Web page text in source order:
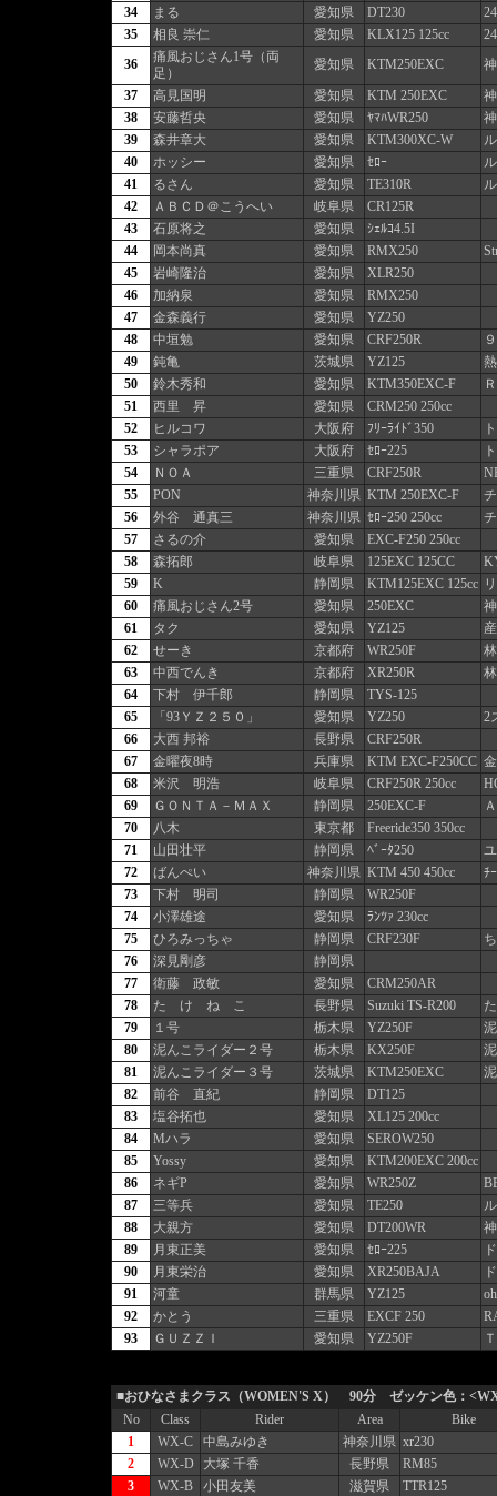
34
まる 愛知県 DT230
35
相良 崇仁 愛知県 KLX125 125cc
36
痛風おじさん1号（両
足）
愛知県 KTM250EXC
37
高見国明 愛知県 KTM 250EXC
38
安藤哲央 愛知県 ﾔﾏﾊWR250
39
森井章大 愛知県 KTM300XC-W
40
ホッシー 愛知県 ｾﾛｰ
41
るさん 愛知県 TE310R
42
ＡＢＣＤ＠こうへい 岐阜県
CR125R
43
石原将之 愛知県
ｼｪﾙｺ4.5I
44
岡本尚真 愛知県 RMX250
45
岩崎隆治 愛知県
XLR250
46
加納泉 愛知県
RMX250
47
金森義行 愛知県
YZ250
48
中垣勉 愛知県 CRF250R
49
鈍亀 茨城県 YZ125
50
鈴木秀和 愛知県 KTM350EXC-F
51
西里 昇 愛知県
CRM250 250cc
52
ヒルコワ 大阪府 ﾌﾘｰﾗｲﾄﾞ350
53
シャラポア 大阪府 ｾﾛｰ225
54
ＮＯＡ 三重県 CRF250R
55
PON 神奈川県 KTM 250EXC-F
56
外谷 通真三 神奈川県 ｾﾛｰ250 250cc
57
さるの介 愛知県
EXC-F250 250cc
58
森拓郎 岐阜県 125EXC 125CC
59
K 静岡県 KTM125EXC 125cc
60
痛風おじさん2号 愛知県 250EXC
61
タク 愛知県 YZ125
62
せーき 京都府 WR250F
63
中西でんき 京都府 XR250R
64
下村 伊千郎 静岡県
TYS-125
65
「93ＹＺ２５０」 愛知県 YZ250
2
66
大西 邦裕 長野県
CRF250R
67
金曜夜8時 兵庫県 KTM EXC-F250CC
68
米沢 明浩 岐阜県 CRF250R 250cc
69
ＧＯＮＴＡ－ＭＡＸ 静岡県 250EXC-F
70
八木 東京都
Freeride350 350cc
71
山田壮平 静岡県 ﾍﾞｰﾀ250
72
ばんぺい 神奈川県 KTM 450 450cc
ﾁ
73
下村 明司 静岡県
WR250F
74
小澤雄途 愛知県
ﾗﾝﾂｧ 230cc
75
ひろみっちゃ 静岡県 CRF230F
76
深見剛彦
静岡県
77
衛藤 政敏 愛知県
CRM250AR
78
た け ね こ 長野県 Suzuki TS-R200
79
１号 栃木県 YZ250F
80
泥んこライダー２号 栃木県 KX250F
81
泥んこライダー３号 茨城県 KTM250EXC
82
前谷 直紀 静岡県
DT125
83
塩谷拓也 愛知県
XL125 200cc
84
Mハラ 愛知県
SEROW250
85
Yossy 愛知県
KTM200EXC 200cc
86
ネギP 愛知県 WR250Z
87
三等兵 愛知県 TE250
88
大親方 愛知県 DT200WR
89
月東正美 愛知県 ｾﾛｰ225
90
月東栄治 愛知県 XR250BAJA
91
河童 群馬県 YZ125
92
かとう 三重県 EXCF 250
93
ＧＵＺＺＩ 愛知県 YZ250F
■おひなさまクラス（WOMEN'S X） 90分 ゼッケン色：
No
Class Rider Area
Bike
1
WX-C 中島みゆき 神奈川県 xr230
2
WX-D 大塚 千香 長野県
RM85
3
WX-B 小田友美 滋賀県
TTR125